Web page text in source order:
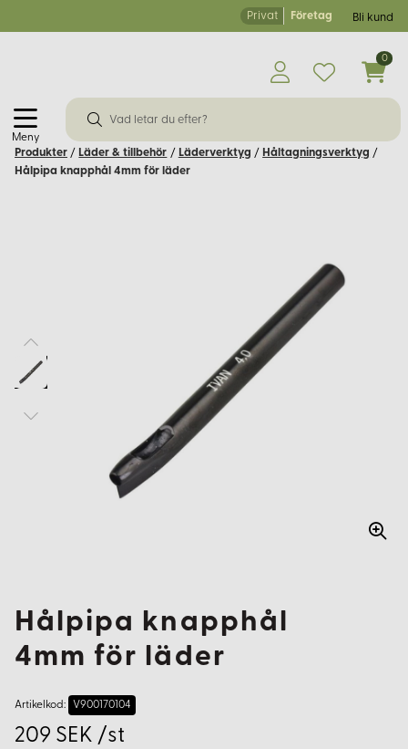
Privat Företag Bli kund
Meny
0
Produkter / Läder & tillbehör / Läderverktyg / Håltagningsverktyg /
Hålpipa knapphål 4mm för läder
Hålpipa knapphål
4mm för läder
Artikelkod: V900170104
209 SEK /st